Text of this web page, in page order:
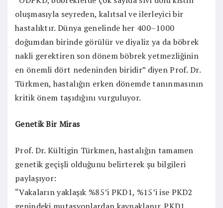
oluşmasıyla seyreden, kalıtsal ve ilerleyici bir
hastalıktır. Dünya genelinde her 400–1000
doğumdan birinde görülür ve diyaliz ya da böbrek
nakli gerektiren son dönem böbrek yetmezliğinin
en önemli dört nedeninden biridir” diyen Prof. Dr.
Türkmen, hastalığın erken dönemde tanınmasının
kritik önem taşıdığını vurguluyor.
Genetik Bir Miras
Prof. Dr. Kültigin Türkmen, hastalığın tamamen
genetik geçişli olduğunu belirterek şu bilgileri
paylaşıyor:
“Vakaların yaklaşık %85’i PKD1, %15’i ise PKD2